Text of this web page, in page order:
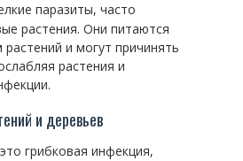
паразиты, часто
растения. Они питаются
и могут причинять
растения и
и деревьев
грибковая инфекция,